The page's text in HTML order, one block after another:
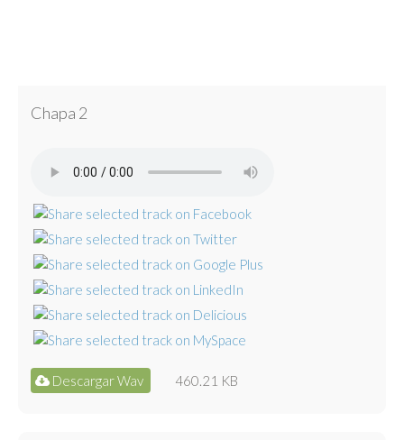
Chapa 2
Descargar Wav 460.21 KB